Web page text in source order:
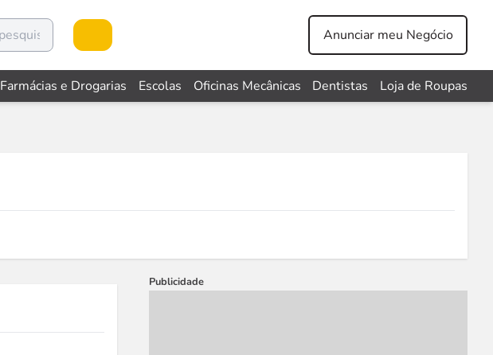
Anunciar meu Negócio
Farmácias e Drogarias Escolas Oficinas Mecânicas Dentistas Loja de Roupas
Publicidade